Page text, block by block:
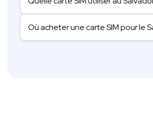
Où acheter une carte SIM pour le